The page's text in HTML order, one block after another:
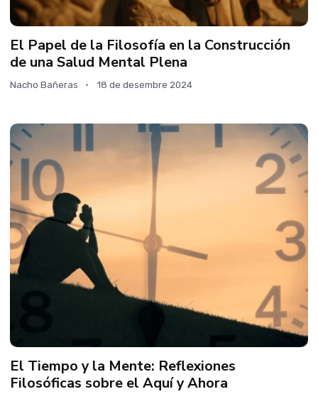
El Papel de la Filosofía en la Construcción
de una Salud Mental Plena
Nacho Bañeras 18 de desembre 2024
El Tiempo y la Mente: Reflexiones
Filosóficas sobre el Aquí y Ahora